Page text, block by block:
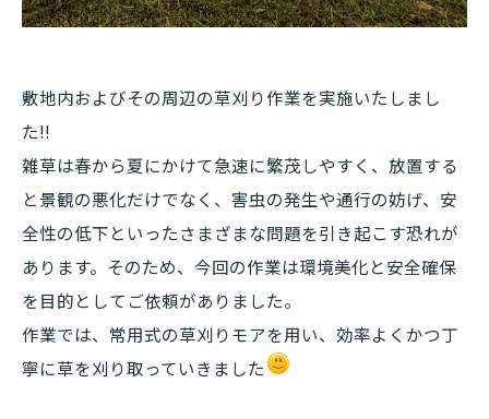
敷地内およびその周辺の草刈り作業を実施いたしまし
た!!
雑草は春から夏にかけて急速に繁茂しやすく、放置する
と景観の悪化だけでなく、害虫の発生や通行の妨げ、安
全性の低下といったさまざまな問題を引き起こす恐れが
あります。そのため、今回の作業は環境美化と安全確保
を目的としてご依頼がありました。
作業では、常用式の草刈りモアを用い、効率よくかつ丁
寧に草を刈り取っていきました